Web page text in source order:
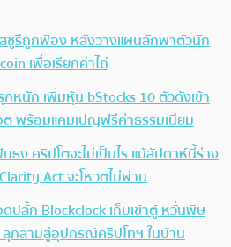
ซูรีถูกฟ้อง หลังวางแผนลักพาตัวนัก
เพื่อเรียกค่าไถ่
กหนัก เพิ่มหุ้น bStocks 10 ตัวดังเข้า
พร้อมแคมเปญฟรีค่าธรรมเนียม
ธง คริปโตจะไม่เป็นไร แม้สัปดาห์นี้ร่าง
Act จะโหวตไม่ผ่าน
ดปลั้ก Blockclock เก็บเข้าตู้ หวั่นพิษ
ลุกลามสู่อุปกรณ์คริปโทฯ ในบ้าน